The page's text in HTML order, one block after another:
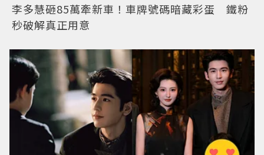
李多慧砸85萬牽新車！車牌號碼暗藏彩蛋 鐵粉
秒破解真正用意